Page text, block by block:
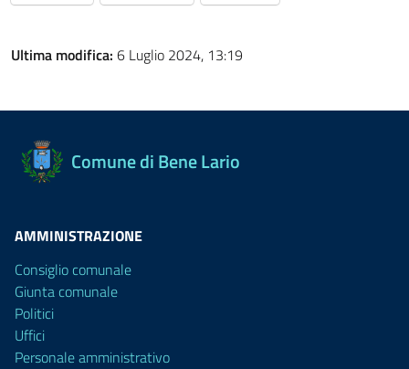
Ultima modifica: 6 Luglio 2024, 13:19
Comune di Bene Lario
AMMINISTRAZIONE
Consiglio comunale
Giunta comunale
Politici
Uffici
Personale amministrativo